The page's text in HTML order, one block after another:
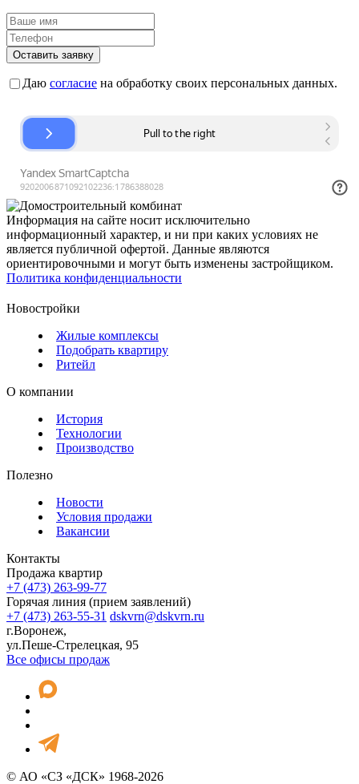
Оставить заявку
Даю согласие на обработку своих персональных данных.
Информация на сайте носит исключительно
информационный характер, и ни при каких условиях не
является публичной офертой. Данные являются
ориентировочными и могут быть изменены застройщиком.
Политика конфиденциальности
Новостройки
Жилые комплексы
Подобрать квартиру
Ритейл
О компании
История
Технологии
Производство
Полезно
Новости
Условия продажи
Вакансии
Контакты
Продажа квартир
+7 (473) 263-99-77
Горячая линия (прием заявлений)
+7 (473) 263-55-31 dskvrn@dskvrn.ru
г.Воронеж,
ул.Пеше-Стрелецкая, 95
Все офисы продаж
© АО «СЗ «ДСК» 1968-2026